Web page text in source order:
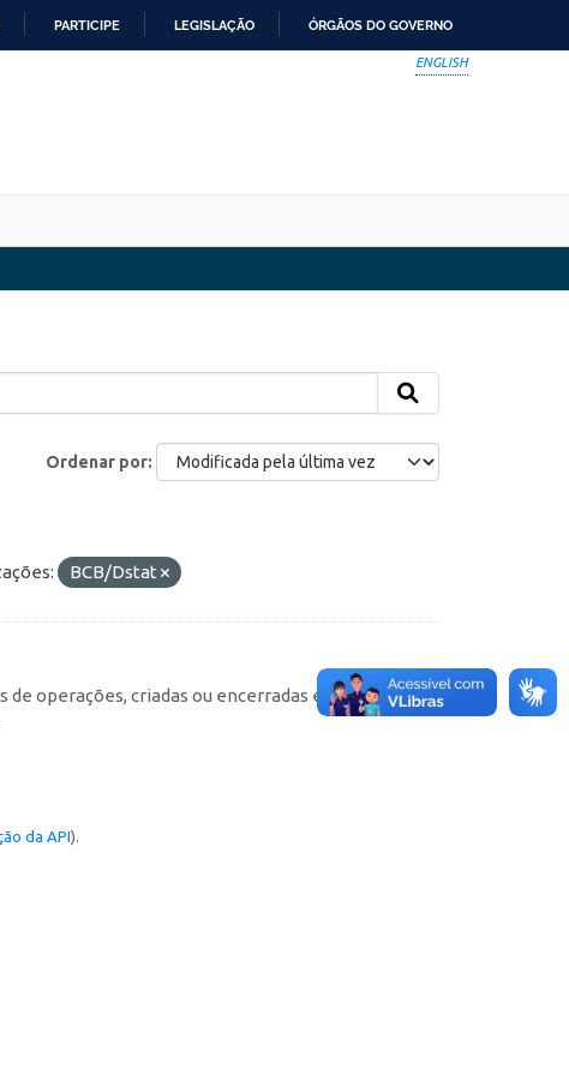
PARTICIPE LEGISLAÇÃO ÓRGÃOS DO GOVERNO
ENGLISH
Ordenar por
BCB/Dstat
operações, criadas ou encerradas em cada
da API).